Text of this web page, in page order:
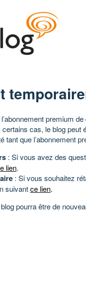
premium
cas, le blog peut
tant que l’abonnement
: Si vous avez des
lien.
: Si vous souhaitez
suivantce lien.
pourra être de